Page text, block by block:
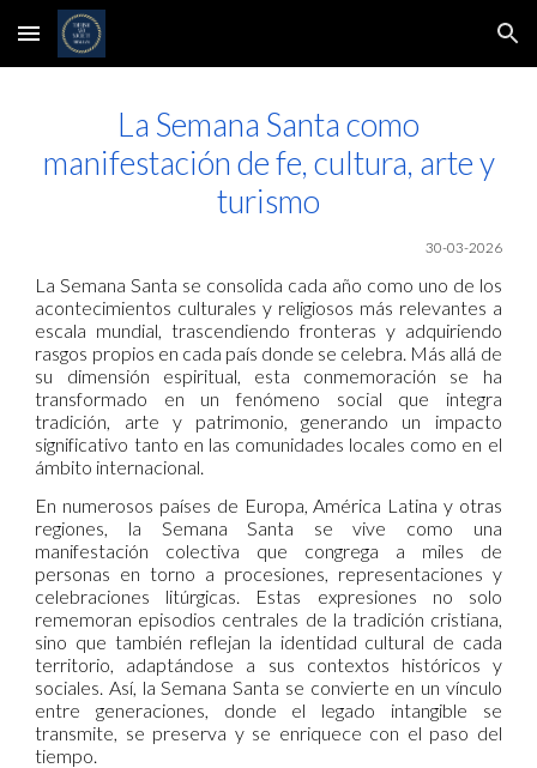
Skip to main content Skip to navigation
La Semana Santa como
manifestación de fe, cultura, arte y
turismo
30-03-2026
La Semana Santa se consolida cada año como uno de los
acontecimientos culturales y religiosos más relevantes a
escala mundial, trascendiendo fronteras y adquiriendo
rasgos propios en cada país donde se celebra. Más allá de
su dimensión espiritual, esta conmemoración se ha
transformado en un fenómeno social que integra
tradición, arte y patrimonio, generando un impacto
significativo tanto en las comunidades locales como en el
ámbito internacional.
En numerosos países de Europa, América Latina y otras
regiones, la Semana Santa se vive como una
manifestación colectiva que congrega a miles de
personas en torno a procesiones, representaciones y
celebraciones litúrgicas. Estas expresiones no solo
rememoran episodios centrales de la tradición cristiana,
sino que también reflejan la identidad cultural de cada
territorio, adaptándose a sus contextos históricos y
sociales. Así, la Semana Santa se convierte en un vínculo
entre generaciones, donde el legado intangible se
transmite, se preserva y se enriquece con el paso del
tiempo.